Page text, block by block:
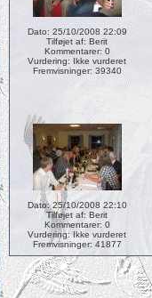
Dato: 25/10/2008 22:09
Tilføjet af: Berit
Kommentarer: 0
Vurdering: Ikke vurderet
Fremvisninger: 39340
Dato: 25/10/2008 22:10
Tilføjet af: Berit
Kommentarer: 0
Vurdering: Ikke vurderet
Fremvisninger: 41877